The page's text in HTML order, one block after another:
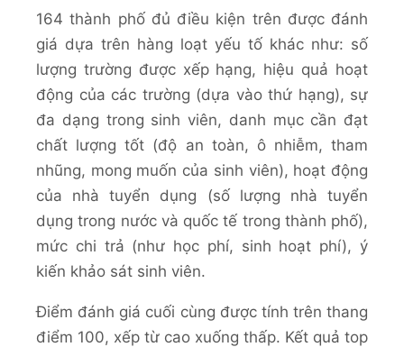
164 thành phố đủ điều kiện trên được đánh
giá dựa trên hàng loạt yếu tố khác như: số
lượng trường được xếp hạng, hiệu quả hoạt
động của các trường (dựa vào thứ hạng), sự
đa dạng trong sinh viên, danh mục cần đạt
chất lượng tốt (độ an toàn, ô nhiễm, tham
nhũng, mong muốn của sinh viên), hoạt động
của nhà tuyển dụng (số lượng nhà tuyển
dụng trong nước và quốc tế trong thành phố),
mức chi trả (như học phí, sinh hoạt phí), ý
kiến khảo sát sinh viên.
Điểm đánh giá cuối cùng được tính trên thang
điểm 100, xếp từ cao xuống thấp. Kết quả top